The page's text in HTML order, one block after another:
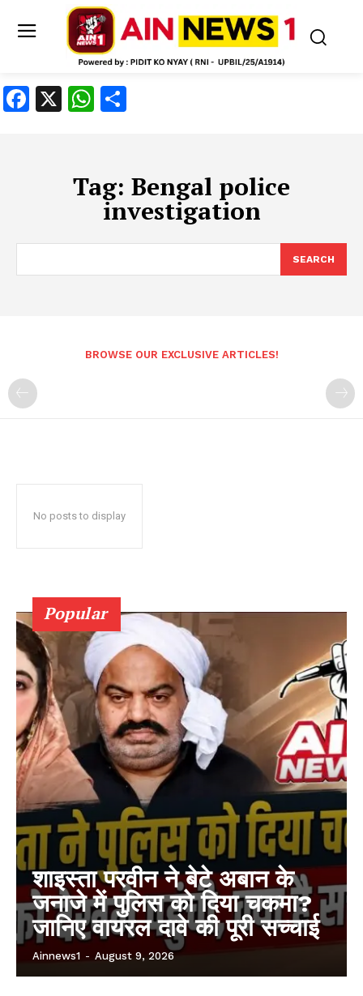
Facebook
X WhatsApp
Tag: Bengal police
investigation
SEARCH
BROWSE OUR EXCLUSIVE ARTICLES!
No posts to display
Popular
शाइस्ता परवीन ने बेटे अबान के
जनाजे में पुलिस को दिया चकमा?
जानिए वायरल दावे की पूरी सच्चाई
Ainnews1 - August 9, 2026